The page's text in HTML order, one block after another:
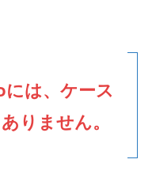
は、ケース
りません。